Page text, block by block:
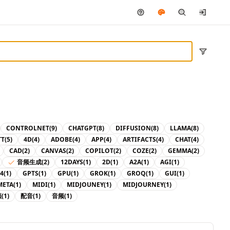
CONTROLNET(9) CHATGPT(8) DIFFUSION(8) LLAMA(8)
(5) 4D(4) ADOBE(4) APP(4) ARTIFACTS(4) CHAT(4)
CAD(2) CANVAS(2) COPILOT(2) COZE(2) GEMMA(2)
音频生成(2) 12DAYS(1) 2D(1) A2A(1) AGI(1)
(1) GPTS(1) GPU(1) GROK(1) GROQ(1) GUI(1)
(1) MIDI(1) MIDJOUNEY(1) MIDJOURNEY(1)
(1) 配音(1) 音频(1)